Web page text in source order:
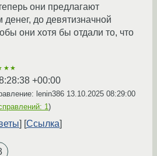
они предлагают
денег, до девятизначной
они хотя бы отдали то, что
+00:00
lenin386 13.10.2025 08:29:00
1)
Ссылка